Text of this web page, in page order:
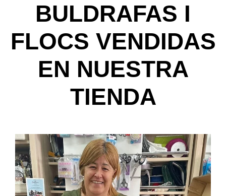
BULDRAFAS I
FLOCS VENDIDAS
EN NUESTRA
TIENDA